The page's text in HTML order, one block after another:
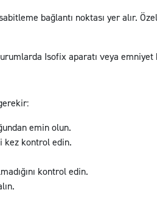
bağlantı noktası yer alır.
Isofix aparatı veya
emin olun.
kez kontrol edin.
kontrol edin.